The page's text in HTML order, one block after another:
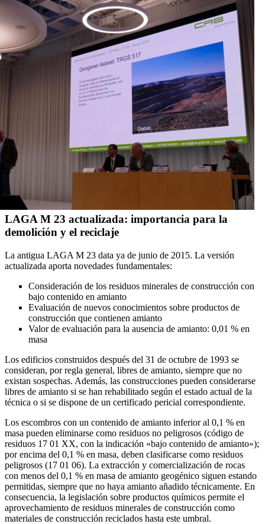
LAGA M 23 actualizada: importancia para la
demolición y el reciclaje
La antigua LAGA M 23 data ya de junio de 2015. La versión
actualizada aporta novedades fundamentales:
Consideración de los residuos minerales de construcción con
bajo contenido en amianto
Evaluación de nuevos conocimientos sobre productos de
construcción que contienen amianto
Valor de evaluación para la ausencia de amianto: 0,01 % en
masa
Los edificios construidos después del 31 de octubre de 1993 se
consideran, por regla general, libres de amianto, siempre que no
existan sospechas. Además, las construcciones pueden considerarse
libres de amianto si se han rehabilitado según el estado actual de la
técnica o si se dispone de un certificado pericial correspondiente.
Los escombros con un contenido de amianto inferior al 0,1 % en
masa pueden eliminarse como residuos no peligrosos (código de
residuos 17 01 XX, con la indicación «bajo contenido de amianto»);
por encima del 0,1 % en masa, deben clasificarse como residuos
peligrosos (17 01 06). La extracción y comercialización de rocas
con menos del 0,1 % en masa de amianto geogénico siguen estando
permitidas, siempre que no haya amianto añadido técnicamente. En
consecuencia, la legislación sobre productos químicos permite el
aprovechamiento de residuos minerales de construcción como
materiales de construcción reciclados hasta este umbral.